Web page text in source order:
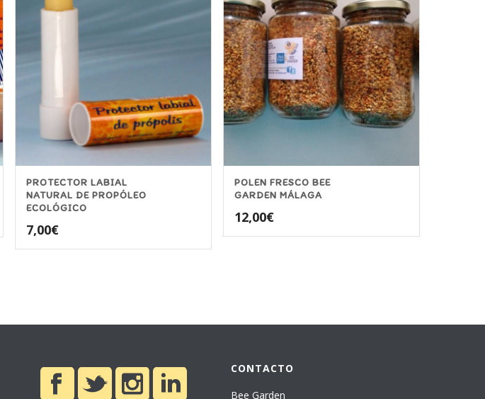
PROTECTOR LABIAL
NATURAL DE PROPÓLEO
ECOLÓGICO
7,00€
POLEN FRESCO BEE
GARDEN MÁLAGA
12,00€
CONTACTO
Bee Garden